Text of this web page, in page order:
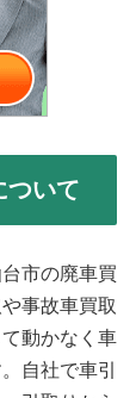
ついて
市の廃車買
事故車買取
動かなく車
自社で車引